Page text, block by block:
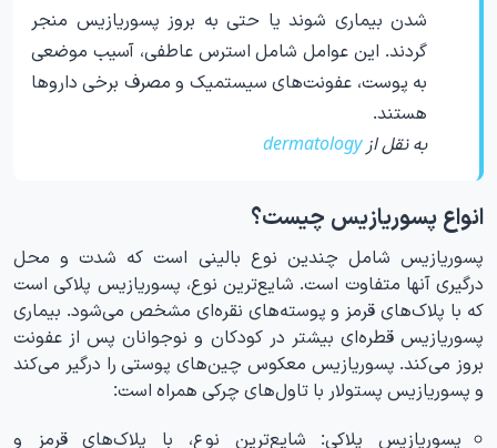
شدن بیماری شوند یا حتی به بروز پسوریازیس منجر
گردند. این عوامل شامل استرس عاطفی، آسیب موضعی
به پوست، عفونت‌های سیستمیک و مصرف برخی داروها
هستند.
به نقل ازdermatology
انواع پسوریازیس چیست؟
پسوریازیس شامل چندین نوع بالینی است که شدت و محل
درگیری آنها متفاوت است. شایع‌ترین نوع، پسوریازیس پلاکی است
که با پلاک‌های قرمز و پوسته‌های نقره‌ای مشخص می‌شود. بیماری
پسوریازیس قطره‌ای بیشتر در کودکان و نوجوانان پس از عفونت
بروز می‌کند. پسوریازیس معکوس چین‌های پوستی را درگیر می‌کند
و پسوریازیس پستولار با تاول‌های چرکی همراه است:
پسوریازیس پلاکی: شایع‌ترین نوع، با پلاک‌های قرمز و